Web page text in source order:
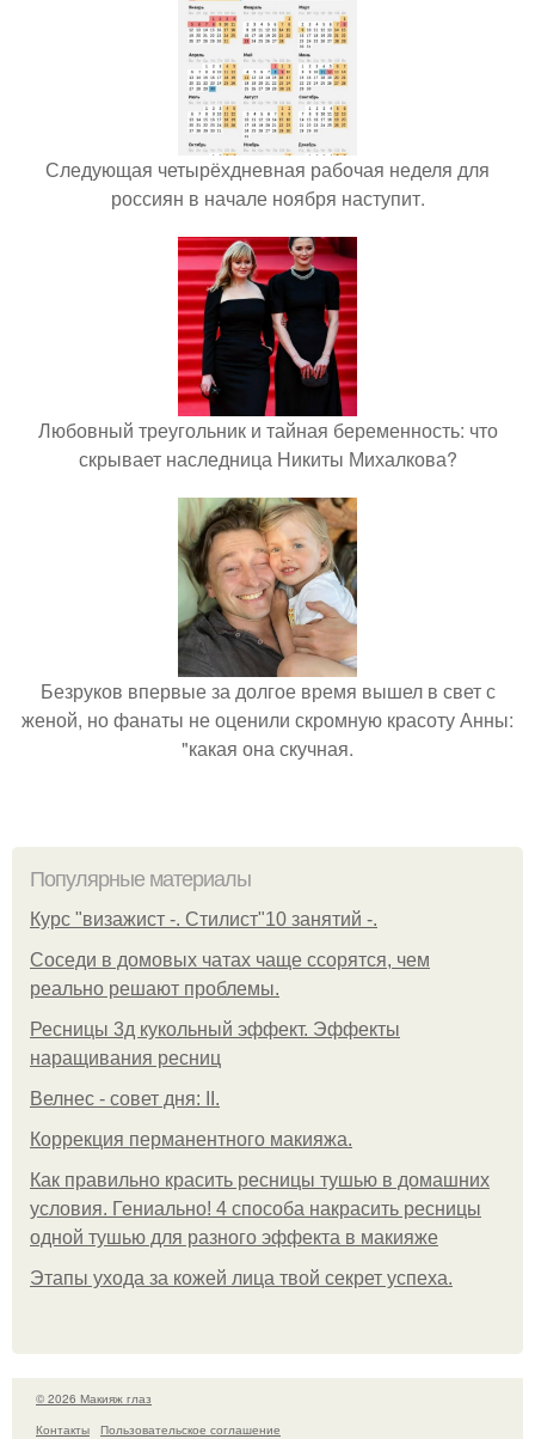
Следующая четырёхдневная рабочая неделя для
россиян в начале ноября наступит.
Любовный треугольник и тайная беременность: что
скрывает наследница Никиты Михалкова?
Безруков впервые за долгое время вышел в свет с
женой, но фанаты не оценили скромную красоту Анны:
"какая она скучная.
Популярные материалы
Курс "визажист -. Стилист"10 занятий -.
Соседи в домовых чатах чаще ссорятся, чем
реально решают проблемы.
Ресницы 3д кукольный эффект. Эффекты
наращивания ресниц
Велнес - совет дня: II.
Коррекция перманентного макияжа.
Как правильно красить ресницы тушью в домашних
условия. Гениально! 4 способа накрасить ресницы
одной тушью для разного эффекта в макияже
Этапы ухода за кожей лица твой секрет успеха.
© 2026 Макияж глаз
Контакты
Пользовательское соглашение